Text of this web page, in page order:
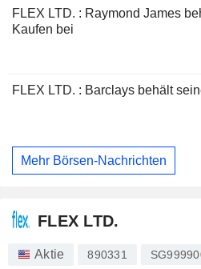
FLEX LTD. : Raymond James
Kaufen bei
FLEX LTD. : Barclays behält
Mehr Börsen-Nachrichten
FLEX LTD.
Aktie 890331